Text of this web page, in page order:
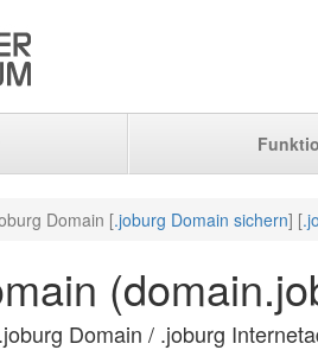
Domain [.joburg Domain sichern] [
Domain / .joburg